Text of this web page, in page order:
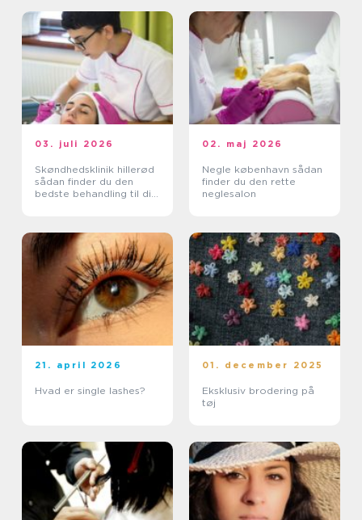
03. juli 2026
Skøndhedsklinik hillerød
sådan finder du den
bedste behandling til din
02. maj 2026
Negle københavn sådan
finder du den rette
neglesalon
21. april 2026
Hvad er single lashes?
01. december 2025
Eksklusiv brodering på
tøj